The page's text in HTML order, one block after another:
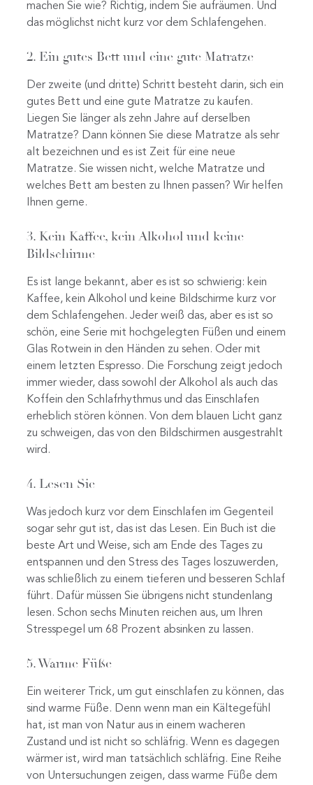
machen Sie wie? Richtig, indem Sie aufräumen. Und
das möglichst nicht kurz vor dem Schlafengehen.
2. Ein gutes Bett und eine gute Matratze
Der zweite (und dritte) Schritt besteht darin, sich ein
gutes Bett und eine gute Matratze zu kaufen.
Liegen Sie länger als zehn Jahre auf derselben
Matratze? Dann können Sie diese Matratze als sehr
alt bezeichnen und es ist Zeit für eine neue
Matratze. Sie wissen nicht, welche Matratze und
welches Bett am besten zu Ihnen passen? Wir helfen
Ihnen gerne.
3. Kein Kaffee, kein Alkohol und keine
Bildschirme
Es ist lange bekannt, aber es ist so schwierig: kein
Kaffee, kein Alkohol und keine Bildschirme kurz vor
dem Schlafengehen. Jeder weiß das, aber es ist so
schön, eine Serie mit hochgelegten Füßen und einem
Glas Rotwein in den Händen zu sehen. Oder mit
einem letzten Espresso. Die Forschung zeigt jedoch
immer wieder, dass sowohl der Alkohol als auch das
Koffein den Schlafrhythmus und das Einschlafen
erheblich stören können. Von dem blauen Licht ganz
zu schweigen, das von den Bildschirmen ausgestrahlt
wird.
4. Lesen Sie
Was jedoch kurz vor dem Einschlafen im Gegenteil
sogar sehr gut ist, das ist das Lesen. Ein Buch ist die
beste Art und Weise, sich am Ende des Tages zu
entspannen und den Stress des Tages loszuwerden,
was schließlich zu einem tieferen und besseren Schlaf
führt. Dafür müssen Sie übrigens nicht stundenlang
lesen. Schon sechs Minuten reichen aus, um Ihren
Stresspegel um 68 Prozent absinken zu lassen.
5. Warme Füße
Ein weiterer Trick, um gut einschlafen zu können, das
sind warme Füße. Denn wenn man ein Kältegefühl
hat, ist man von Natur aus in einem wacheren
Zustand und ist nicht so schläfrig. Wenn es dagegen
wärmer ist, wird man tatsächlich schläfrig. Eine Reihe
von Untersuchungen zeigen, dass warme Füße dem